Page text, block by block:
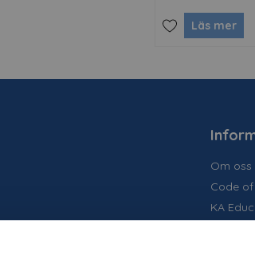
Läs mer
Om oss
Code
KA